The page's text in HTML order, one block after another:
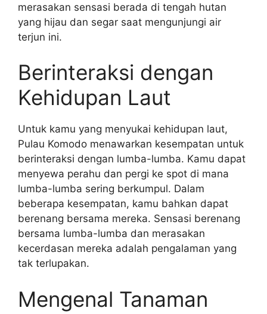
merasakan sensasi berada di tengah hutan
yang hijau dan segar saat mengunjungi air
terjun ini.
Berinteraksi dengan
Kehidupan Laut
Untuk kamu yang menyukai kehidupan laut,
Pulau Komodo menawarkan kesempatan untuk
berinteraksi dengan lumba-lumba. Kamu dapat
menyewa perahu dan pergi ke spot di mana
lumba-lumba sering berkumpul. Dalam
beberapa kesempatan, kamu bahkan dapat
berenang bersama mereka. Sensasi berenang
bersama lumba-lumba dan merasakan
kecerdasan mereka adalah pengalaman yang
tak terlupakan.
Mengenal Tanaman